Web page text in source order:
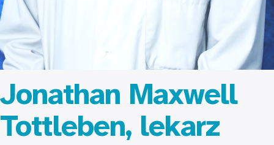
Jonathan Maxwell
Tottleben, lekarz